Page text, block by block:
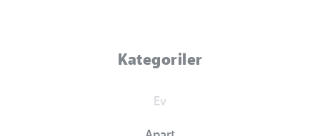
Kategoriler
Ev